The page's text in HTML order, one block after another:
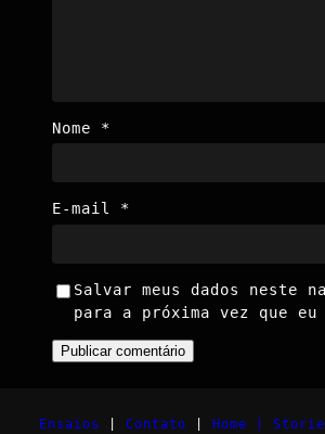
Nome *
E-mail *
Salvar meus dados neste
para a próxima vez que eu
Ensaios Contato Home |